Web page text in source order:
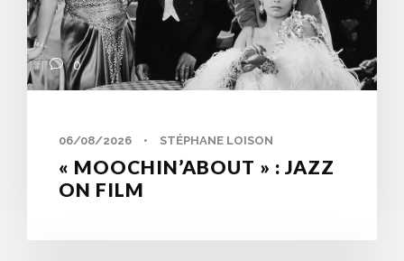
0
06/08/2026 • STÉPHANE LOISON
« MOOCHIN’ABOUT » : JAZZ
ON FILM